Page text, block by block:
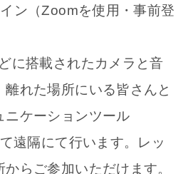
ン（Zoomを使用・事前登
に搭載されたカメラと音
れた場所にいる皆さんと
ニケーションツール
遠隔にて行います。レッ
らご参加いただけます。